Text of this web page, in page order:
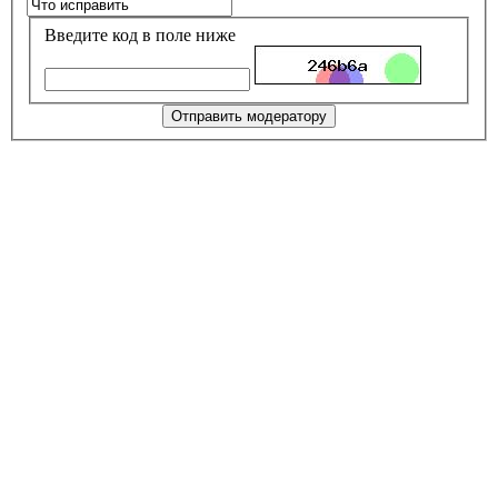
Введите код в поле ниже
Отправить модератору